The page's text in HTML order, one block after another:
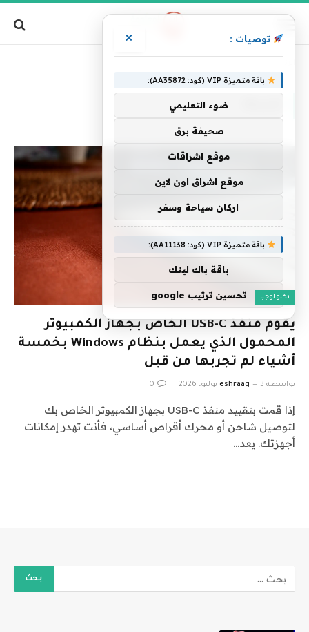
تكنولوجيا
يقوم منفذ USB-C الخاص بجهاز الكمبيوتر
المحمول الذي يعمل بنظام Windows بخمسة
أشياء لم تجربها من قبل
بواسطة eshraag 3 يوليو، 2026 0
إذا قمت بتقييد منفذ USB-C بجهاز الكمبيوتر الخاص بك
لتوصيل شاحن أو محرك أقراص أساسي، فأنت تهدر إمكانات
أجهزتك. يعد…
توصيات : ×
باقة متميزة VIP (كود: AA35872):
ضوء التعليمي
صحيفة برق
موقع اشراقات
موقع اشراق اون لاين
اركان سياحة وسفر
باقة متميزة VIP (كود: AA11138):
باقة باك لينك
تحسين ترتيب google